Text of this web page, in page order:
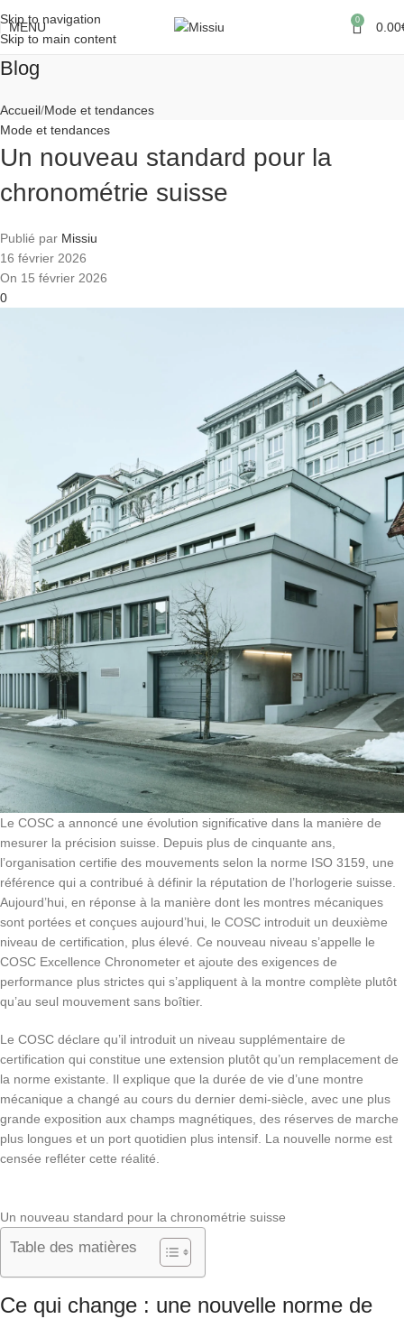
Skip to navigation
Skip to main content
MENU 0 0.00
Blog
Accueil Mode et tendances
Mode et tendances
Un nouveau standard pour la
chronométrie suisse
Publié par Missiu
16 février 2026
On 15 février 2026
0
Le COSC a annoncé une évolution significative dans la manière de
mesurer la précision suisse. Depuis plus de cinquante ans,
l’organisation certifie des mouvements selon la norme ISO 3159, une
référence qui a contribué à définir la réputation de l’horlogerie suisse.
Aujourd’hui, en réponse à la manière dont les montres mécaniques
sont portées et conçues aujourd’hui, le COSC introduit un deuxième
niveau de certification, plus élevé. Ce nouveau niveau s’appelle le
COSC Excellence Chronometer et ajoute des exigences de
performance plus strictes qui s’appliquent à la montre complète plutôt
qu’au seul mouvement sans boîtier.
Le COSC déclare qu’il introduit un niveau supplémentaire de
certification qui constitue une extension plutôt qu’un remplacement de
la norme existante. Il explique que la durée de vie d’une montre
mécanique a changé au cours du dernier demi-siècle, avec une plus
grande exposition aux champs magnétiques, des réserves de marche
plus longues et un port quotidien plus intensif. La nouvelle norme est
censée refléter cette réalité.
Un nouveau standard pour la chronométrie suisse
Table des matières
Ce qui change : une nouvelle norme de